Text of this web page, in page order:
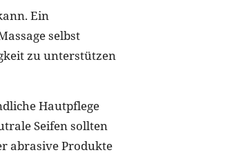
Ein
selbst
zu unterstützen
Hautpflege
Seifen sollten
abrasive Produkte